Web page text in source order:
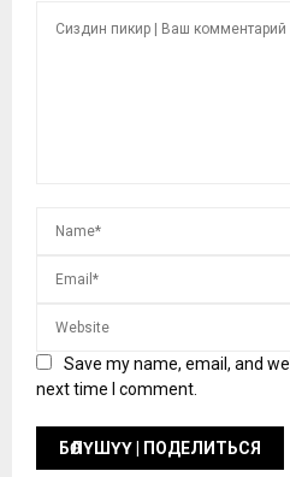
Save my name, email, and
next time I comment.